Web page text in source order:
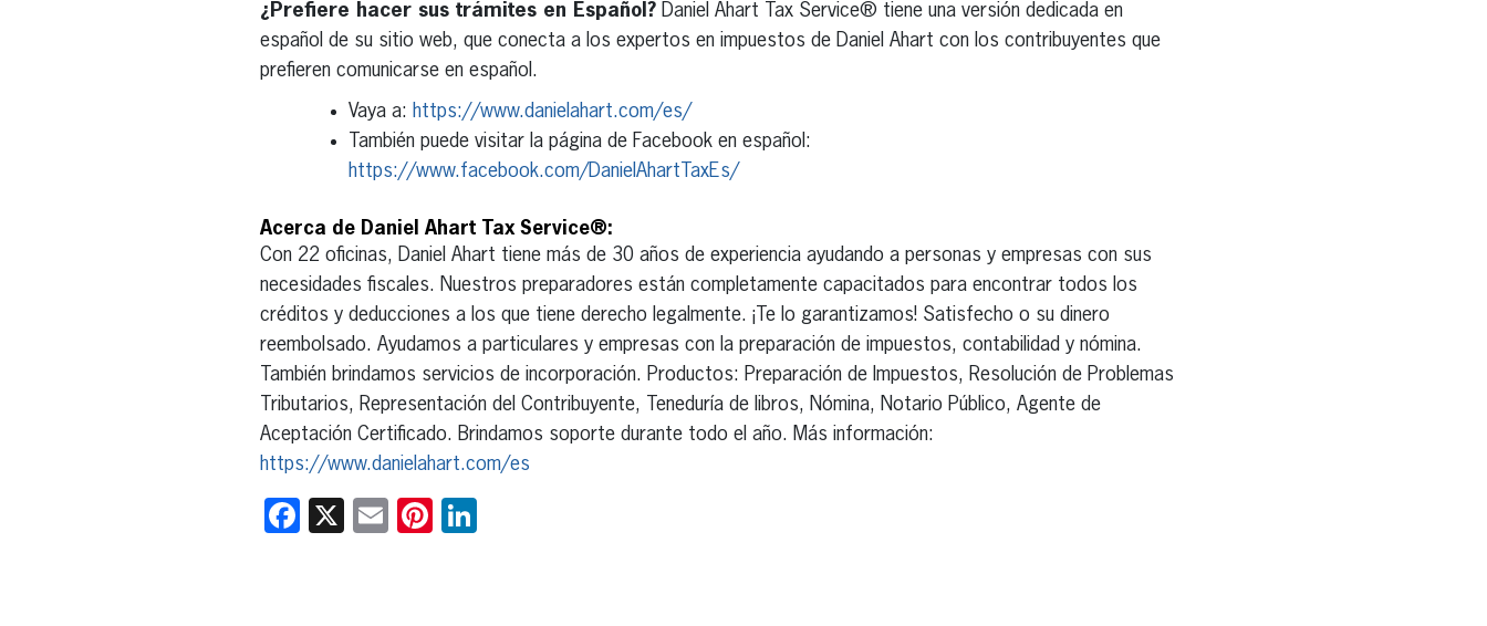
¿Prefiere hacer sus trámites en Español?Daniel Ahart Tax Service® tiene una versión dedicada en
español de su sitio web, que conecta a los expertos en impuestos de Daniel Ahart con los contribuyentes que
prefieren comunicarse en español.
Vaya a: https://www.danielahart.com/es/
También puede visitar la página de Facebook en español:
https://www.facebook.com/DanielAhartTaxEs/
Acerca de Daniel Ahart Tax Service®:
Con 22 oficinas, Daniel Ahart tiene más de 30 años de experiencia ayudando a personas y empresas con sus
necesidades fiscales. Nuestros preparadores están completamente capacitados para encontrar todos los
créditos y deducciones a los que tiene derecho legalmente. ¡Te lo garantizamos! Satisfecho o su dinero
reembolsado. Ayudamos a particulares y empresas con la preparación de impuestos, contabilidad y nómina.
También brindamos servicios de incorporación. Productos: Preparación de Impuestos, Resolución de Problemas
Tributarios, Representación del Contribuyente, Teneduría de libros, Nómina, Notario Público, Agente de
Aceptación Certificado. Brindamos soporte durante todo el año. Más información:
https://www.danielahart.com/es
Facebook
X EmailPinterest